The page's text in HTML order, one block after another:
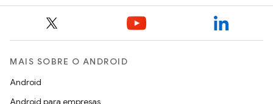
MAIS SOBRE O ANDROID
Android
Android para empresas